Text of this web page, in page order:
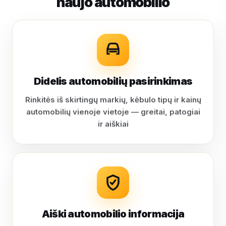
Didelis automobilių pasirinkimas
Rinkitės iš skirtingų markių, kėbulo tipų ir kainų
automobilių vienoje vietoje — greitai, patogiai
ir aiškiai
Aiški automobilio informacija